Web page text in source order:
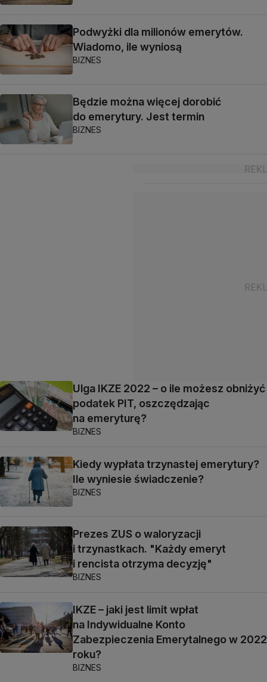
Podwyżki dla milionów emerytów.
Wiadomo, ile wyniosą
BIZNES
Będzie można więcej dorobić
do emerytury. Jest termin
BIZNES
Ulga IKZE 2022 – o ile możesz obniżyć
podatek PIT, oszczędzając
na emeryturę?
BIZNES
Kiedy wypłata trzynastej emerytury?
Ile wyniesie świadczenie?
BIZNES
Prezes ZUS o waloryzacji
i trzynastkach. "Każdy emeryt
i rencista otrzyma decyzję"
BIZNES
IKZE – jaki jest limit wpłat
na Indywidualne Konto
Zabezpieczenia Emerytalnego w 2022
roku?
BIZNES